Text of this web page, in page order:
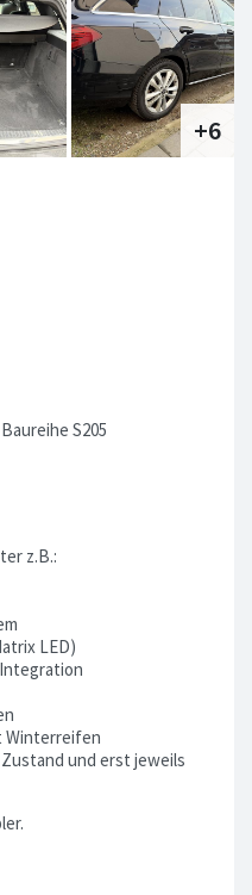
S205
z.B.:
LED)
Winterreifen
und erst jeweils